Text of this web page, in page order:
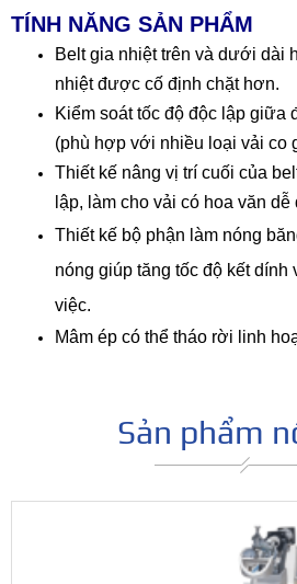
TÍNH NĂNG SẢN PHẨM
Belt gia nhiệt trên và dưới dài
nhiệt được cố định chặt hơn.
Kiểm soát tốc độ độc lập giữa
(phù hợp với nhiều loại vải co
Thiết kế nâng vị trí cuối của
lập, làm cho vải có hoa văn dễ
Thiết kế bộ phận làm nóng
nóng giúp tăng tốc độ kết dính
việc.
Mâm ép có thể tháo rời linh
Sản phẩm